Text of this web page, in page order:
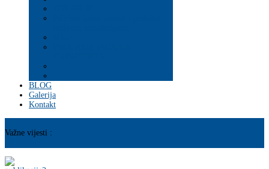
BLOG
Galerija
Kontakt
Važne vijesti :